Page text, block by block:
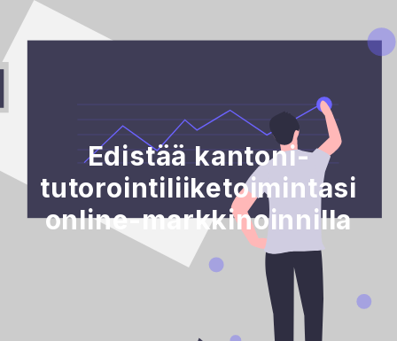
Edistää kantoni-
tutorointiliiketoimintasi
online-markkinoinnilla